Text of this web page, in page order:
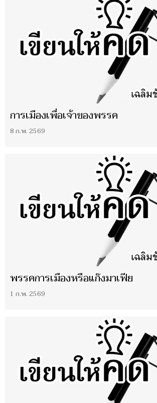
การเมืองเพื่อเจ้าของพรรค
8 ก.พ. 2569
พรรคการเมืองหรือแก๊งมาเฟีย
1 ก.พ. 2569